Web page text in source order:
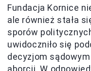
Fundacja Kornice
ale również stała
sporów
uwidoczniło się
decyzjom
aborcji. W